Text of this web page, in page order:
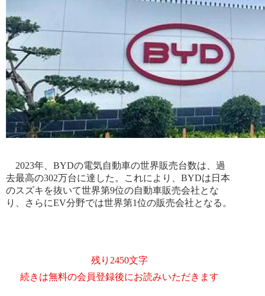
2023年、BYDの電気自動車の世界販売台数は、過
去最高の302万台に達した。これにより、BYDは日本
のスズキを抜いて世界第9位の自動車販売会社とな
り、さらにEV分野では世界第1位の販売会社となる。
残り2450文字
続きは無料の会員登録後にお読みいただきます